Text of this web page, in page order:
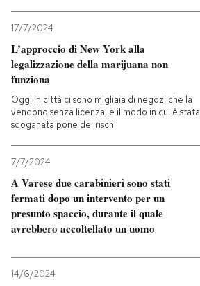
17/7/2024
L’approccio di New York alla
legalizzazione della marijuana non
funziona
Oggi in città ci sono migliaia di negozi che la
vendono senza licenza, e il modo in cui è stata
sdoganata pone dei rischi
7/7/2024
A Varese due carabinieri sono stati
fermati dopo un intervento per un
presunto spaccio, durante il quale
avrebbero accoltellato un uomo
14/6/2024